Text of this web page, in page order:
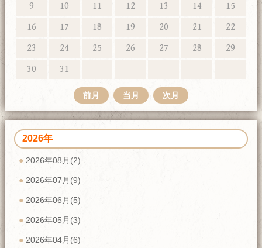
9
10 11 12 13 14
15
16
17 18 19 20 21
22
23
24 25 26 27 28
29
30
31
前月 当月 次月
2026年
2026年08月(2)
2026年07月(9)
2026年06月(5)
2026年05月(3)
2026年04月(6)